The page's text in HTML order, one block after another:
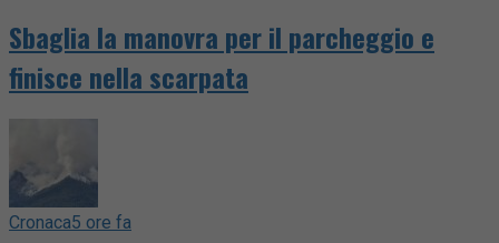
Sbaglia la manovra per il parcheggio e
finisce nella scarpata
Cronaca5 ore fa